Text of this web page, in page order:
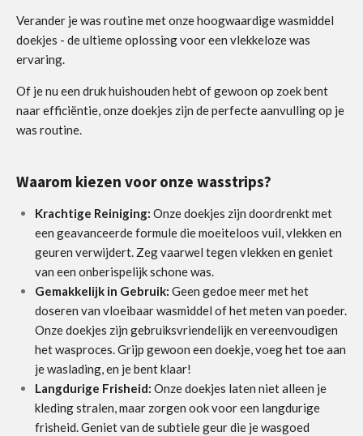
Verander je was routine met onze hoogwaardige wasmiddel
doekjes - de ultieme oplossing voor een vlekkeloze was
ervaring.
Of je nu een druk huishouden hebt of gewoon op zoek bent
naar efficiëntie, onze doekjes zijn de perfecte aanvulling op je
was routine.
Waarom kiezen voor onze wasstrips?
Krachtige Reiniging: Onze doekjes zijn doordrenkt met
een geavanceerde formule die moeiteloos vuil, vlekken en
geuren verwijdert. Zeg vaarwel tegen vlekken en geniet
van een onberispelijk schone was.
Gemakkelijk in Gebruik: Geen gedoe meer met het
doseren van vloeibaar wasmiddel of het meten van poeder.
Onze doekjes zijn gebruiksvriendelijk en vereenvoudigen
het wasproces. Grijp gewoon een doekje, voeg het toe aan
je waslading, en je bent klaar!
Langdurige Frisheid: Onze doekjes laten niet alleen je
kleding stralen, maar zorgen ook voor een langdurige
frisheid. Geniet van de subtiele geur die je wasgoed